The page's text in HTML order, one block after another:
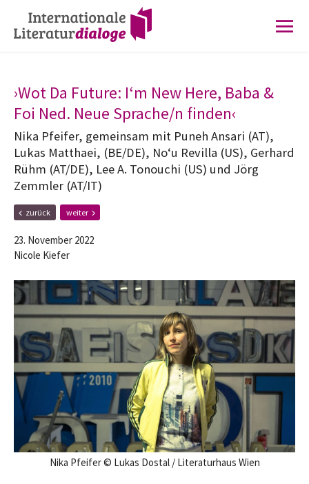
Hauptnavigation
Zum
Inhalt
›Wot Da Future: I‘m New Here, Baba &
Foi Ned. Neue Sprache/n finden‹
Nika Pfeifer, gemeinsam mit Puneh Ansari (AT),
Lukas Matthaei, (BE/DE), No‘u Revilla (US), Gerhard
Rühm (AT/DE), Lee A. Tonouchi (US) und Jörg
Zemmler (AT/IT)
zurück
ü
h
e
e
r
i
t
r
a
weiter N
e
r
i
t
a
g
23. November 2022
Nicole Kiefer
Nika Pfeifer © Lukas Dostal / Literaturhaus Wien